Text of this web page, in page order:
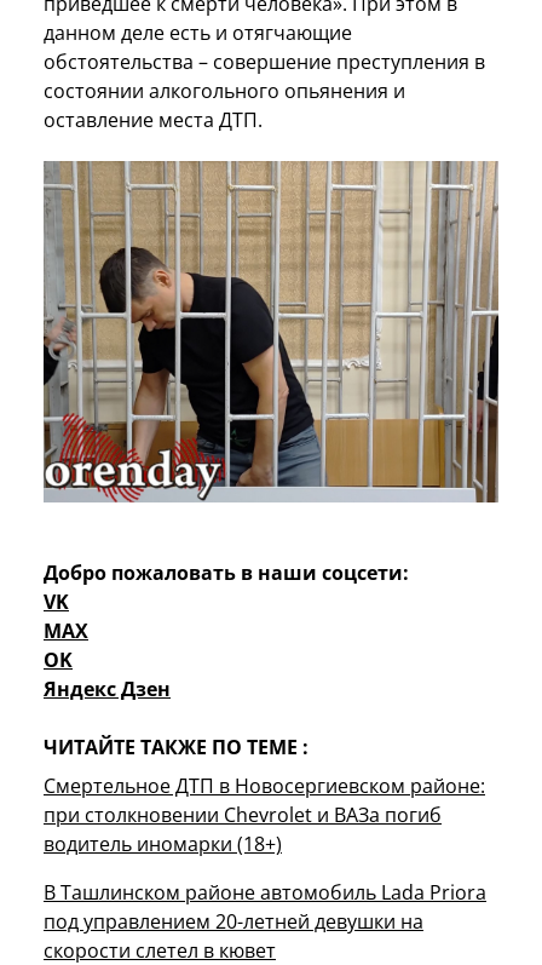
данном деле есть и отягчающие
обстоятельства – совершение преступления в
состоянии алкогольного опьянения и
оставление места ДТП.
Добро пожаловать в наши соцсети:
VK
MAX
OK
Яндекс Дзен
ЧИТАЙТЕ ТАКЖЕ ПО ТЕМЕ :
Смертельное ДТП в Новосергиевском районе:
при столкновении Chevrolet и ВАЗа погиб
водитель иномарки (18+)
В Ташлинском районе автомобиль Lada Priora
под управлением 20-летней девушки на
скорости слетел в кювет